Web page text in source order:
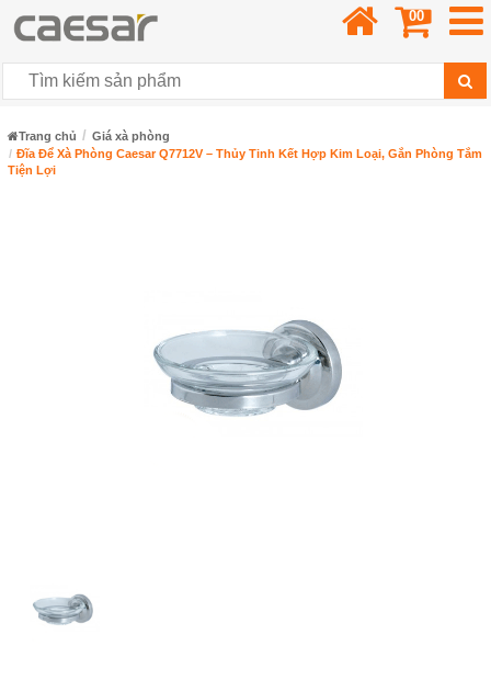
00
Trang chủ
Giá xà phòng
Đĩa Để Xà Phòng Caesar Q7712V – Thủy Tinh Kết Hợp Kim Loại, Gắn Phòng Tắm
Tiện Lợi